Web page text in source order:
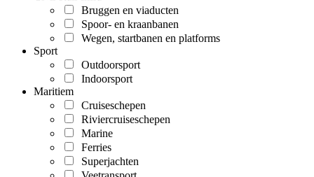
Bruggen en viaducten
Spoor- en kraanbanen
Wegen, startbanen en platforms
Sport
Outdoorsport
Indoorsport
Maritiem
Cruiseschepen
Riviercruiseschepen
Marine
Ferries
Superjachten